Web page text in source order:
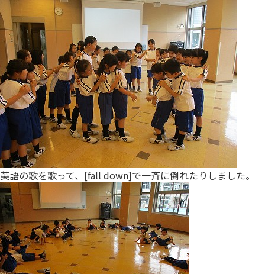
英語の歌を歌って、[fall down]で一斉に倒れたりしました。